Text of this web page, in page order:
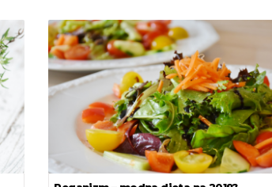
na rytm pracy serca oraz […]